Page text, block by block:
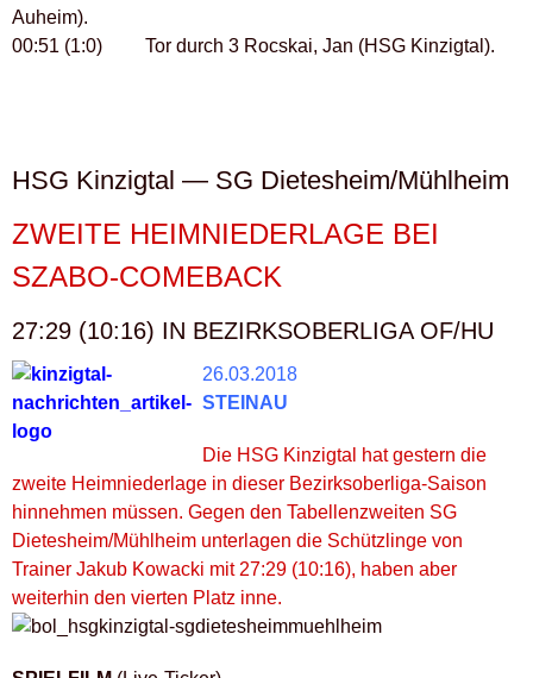
Auheim).
00:51 (1:0) Tor durch 3 Rocskai, Jan (HSG Kinzigtal).
HSG Kinzigtal — SG Dietesheim/Mühlheim
ZWEITE HEIMNIEDERLAGE BEI
SZABO-COMEBACK
27:29 (10:16) IN BEZIRKSOBERLIGA OF/HU
26.03.2018
STEINAU
Die HSG Kinzigtal hat gestern die
zweite Heimniederlage in dieser Bezirksoberliga-Saison
hinnehmen müssen. Gegen den Tabellenzweiten SG
Dietesheim/Mühlheim unterlagen die Schützlinge von
Trainer Jakub Kowacki mit 27:29 (10:16), haben aber
weiterhin den vierten Platz inne.